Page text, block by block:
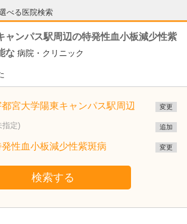
べる医院検索
び
ャンパス駅周辺の特発性血小板減少性紫
な 病院・クリニック
都宮大学陽東キャンパス駅周辺 変更
指定) 追加
発性血小板減少性紫斑病 変更
検索する